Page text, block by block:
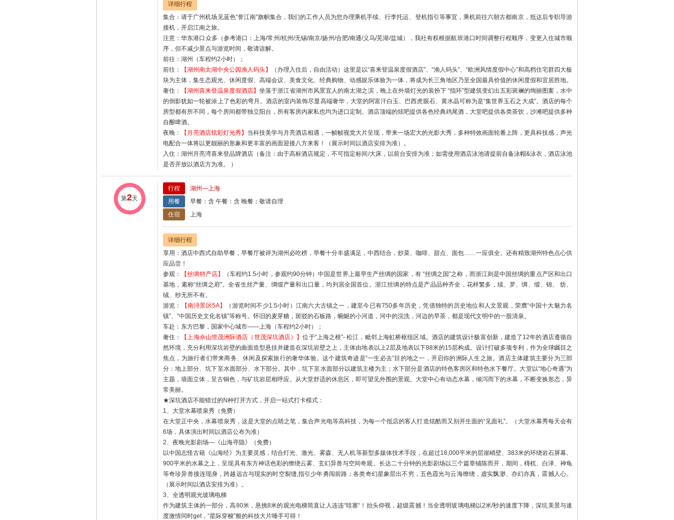
详细行程
集合：请于广州机场见蓝色“誉江南”旗帜集合，我们的工作人员为您办理乘机手续、行李托运、登机指引等事宜，乘机前往六朝古都南京，抵达后专职导游
接机，开启江南之旅。
注意：华东港口众多（参考港口：上海/常州/杭州/无锡/南京/扬州/合肥/南通/义乌/芜湖/盐城），我社有权根据航班港口时间调整行程顺序，变更入住城市顺
序，但不减少景点与游览时间，敬请谅解。
前往：湖州（车程约2小时）；
前往：
【湖州南太湖中央公园渔人码头】
（办理入住后，自由活动）这里是以“喜来登温泉度假酒店”、“渔人码头”、“欧洲风情度假中心”和高档住宅群四大板
块为主体，集生态观光、休闲度假、高端会议、美食文化、经典购物、动感娱乐体验为一体，将成为长三角地区乃至全国最具价值的休闲度假和宜居胜地。
奢住：
【湖州喜来登温泉度假酒店】坐落于浙江省湖州市风景宜人的南太湖之滨，晚上在外墙灯光的装扮下 “指环”型建筑变幻出五彩斑斓的绚丽图案，水中
的倒影犹如一轮被涂上了色彩的弯月。酒店的室内装饰尽显高端奢华，大堂的阿富汗白玉、巴西虎眼石、黄水晶可称为是“集世界玉石之大成”。酒店的每个
房型都有所不同，每个房间都带独立阳台，所有客房内家私也均为进口定制。酒店顶端的炫吧提供各色经典鸡尾酒，大堂吧提供各类茶饮，沙滩吧提供多种
自酿啤酒。
夜晚：
【月亮酒店炫彩灯光秀】 当科技美学与月亮酒店相遇，一帧帧视觉大片呈现，带来一场宏大的光影大秀，多种特效画面轮番上阵，更具科技感，声光
电配合一体将以更靓丽的形象和更丰富的画面迎接八方来客！（展示时间以酒店安排为准）。
入住：湖州月亮湾喜来登品牌酒店（备注：由于高标酒店规定，不可指定标间/大床，以前台安排为准；如需使用酒店泳池请提前自备泳帽&泳衣，酒店泳池
是否开放以酒店方为准。 ）
第2天
行程
湖州—上海
用餐
早餐：含 午餐：含 晚餐：敬请自理
住宿
上海
详细行程
享用：酒店中西式自助早餐，早餐厅被评为湖州必吃榜，早餐十分丰盛满足，中西结合，炒菜、咖啡、甜点、面包……一应俱全。还有精致湖州特色点心供
应品尝！
参观：
【丝绸特产店】
（车程约1.5小时，参观约90分钟）中国是世界上最早生产丝绸的国家，有 “丝绸之国”之称，而浙江则是中国丝绸的重点产区和出口
基地，素称“丝绸之府”。全省生丝产量、绸缎产量和出口量，均列居全国首位。浙江丝绸的特点是产品品种齐全，花样繁多，续、罗、绸、缎、锦、 纺、
绒、纱无所不有。
游览：
【南浔景区5A】
（游览时间不少1.5小时）江南六大古镇之一，建至今已有750多年历史，凭借独特的历史地位和人文景观，荣膺“中国十大魅力名
镇”、“中国历史文化名镇”等称号。怀旧的麦芽糖，斑驳的石板路，蜿蜒的小河道，河中的浣洗，河边的早茶，都是现代文明中的一股清泉。
车赴：东方巴黎，国家中心城市——上海（车程约2小时）；
奢住：
【上海佘山世茂洲际酒店（世茂深坑酒店）】位于“上海之根”- 松江，毗邻上海虹桥枢纽区域。酒店的建筑设计极富创新，建造了12年的酒店遵循自
然环境，充分利用深坑岩壁的曲面造型悬挂并建造在深坑岩壁之上，主体由地表以上2层及地表以下88米的15层构成。设计打破多项专利，作为全球瞩目之
焦点，为旅行者们带来商务、休闲及探索旅行的奢华体验。这个建筑奇迹是“一生必去”目的地之一，开启你的洲际人生之旅。酒店主体建筑主要分为三部
分：地上部分、坑下至水面部分、水下部分。其中，坑下至水面部分以建筑主楼为主；水下部分是酒店的特色客房区和特色水下餐厅。大堂以“地心奇遇”为
主题，墙面立体，呈古铜色，与矿坑岩层相呼应。从大堂舒适的休息区，即可望见外围的景观。大堂中心有动态水幕，倾泻而下的水幕，不断变换形态，异
常美丽。
★深坑酒店不能错过的N种打开方式，开启一站式打卡模式：
1、大堂水幕喷泉秀（免费）
在大堂正中央，水幕喷泉秀，这是大堂的点睛之笔，集合声光电等高科技，为每一个抵店的客人打造炫酷而又别开生面的“见面礼”。（大堂水幕秀每天会有
6场，具体演出时间以酒店公布为准）
2、夜晚光影剧场—《山海寻隐》（免费）
以中国志怪古籍《山海经》为主要灵感，结合灯光、激光、雾森、无人机等新型多媒体技术手段，在超过18,000平米的层崖峭壁、383米的环绕岩石屏幕、
900平米的水幕之上，呈现具有东方神话色彩的缭绕云雾、玄幻异兽与空间奇观。长达二十分钟的光影剧场以三个篇章铺陈而开，期间，梼杌、白泽、神龟
等奇珍异兽接连现身，跨越远古与现实的时空裂缝,指引少年勇闯前路；各类奇幻星象层出不穷，五色霞光与云海缭绕，虚实飘渺、亦幻亦真，震撼人心。
（展示时间以酒店安排为准）。
3、全透明观光玻璃电梯
作为建筑主体的一部分，高80米，悬挑8米的观光电梯简直让人连连“哇塞“！抬头仰视，超级震撼！当全透明玻璃电梯以2米/秒的速度下降，深坑美景与速
度激情同时get，“星际穿梭”般的科技大片唾手可得！